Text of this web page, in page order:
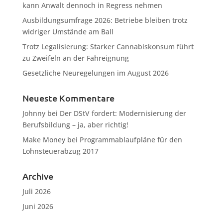
kann Anwalt dennoch in Regress nehmen
Ausbildungsumfrage 2026: Betriebe bleiben trotz
widriger Umstände am Ball
Trotz Legalisierung: Starker Cannabiskonsum führt
zu Zweifeln an der Fahreignung
Gesetzliche Neuregelungen im August 2026
Neueste Kommentare
Johnnybei Der DStV fordert: Modernisierung der
Berufsbildung – ja, aber richtig!
Make Moneybei Programmablaufpläne für den
Lohnsteuerabzug 2017
Archive
Juli 2026
Juni 2026